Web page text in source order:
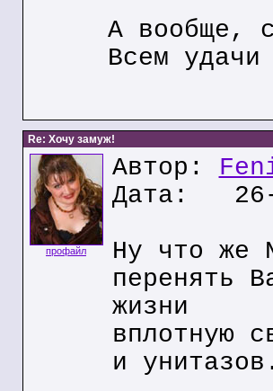
А вообще,
Всем
Re: Хочу замуж!
профайл
Автор:
Дата: 26-
Ну что же
перенять
жизни
вплотную
и унитазов.